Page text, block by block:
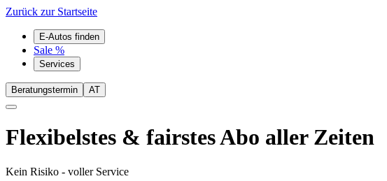
Zurück zur Startseite
E-Autos finden
Sale %
Services
Beratungstermin AT
Flexibelstes & fairstes Abo aller Zeiten
Kein Risiko - voller Service